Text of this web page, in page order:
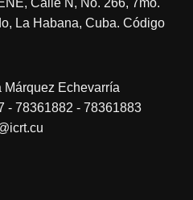
Calle N, No. 266, 7mo.
La Habana, Cuba. Código
Márquez Echevarría
- 78361882 - 78361883